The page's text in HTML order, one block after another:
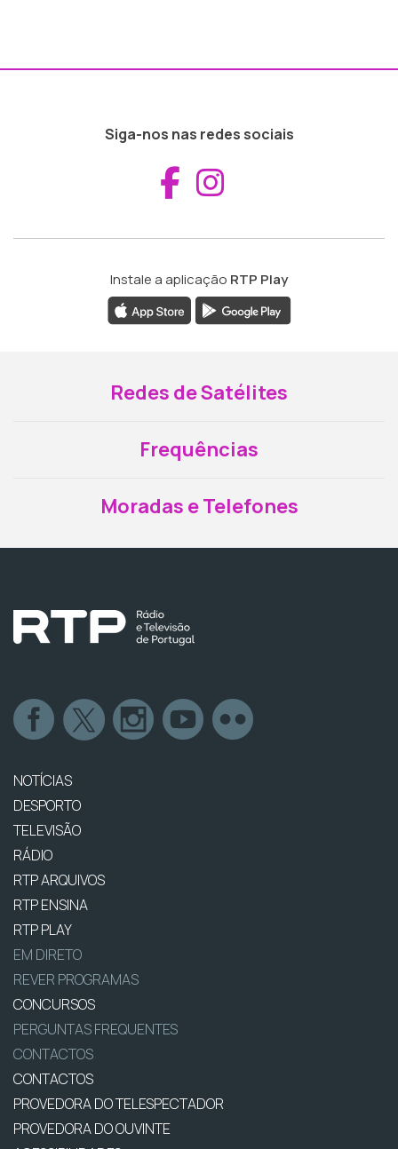
Siga-nos nas redes sociais
Aceder ao
Instale a aplicação RTP Play
Redes de Satélites
Frequências
Moradas e Telefones
NOTÍCIAS
DESPORTO
TELEVISÃO
RÁDIO
RTP ARQUIVOS
RTP ENSINA
RTP PLAY
EM DIRETO
REVER PROGRAMAS
CONCURSOS
PERGUNTAS FREQUENTES
CONTACTOS
CONTACTOS
PROVEDORA DO TELESPECTADOR
PROVEDORA DO OUVINTE